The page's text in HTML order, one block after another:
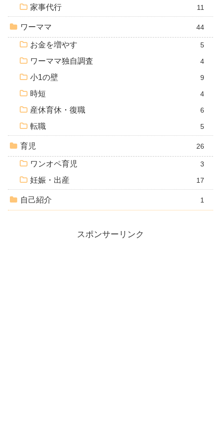
家事代行 11
ワーママ 44
お金を増やす 5
ワーママ独自調査 4
小1の壁 9
時短 4
産休育休・復職 6
転職 5
育児 26
ワンオペ育児 3
妊娠・出産 17
自己紹介 1
スポンサーリンク